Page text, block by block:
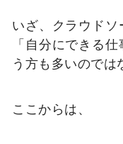
いざ、クラウドソ
「自分にできる
う方も多いのでは
ここからは、